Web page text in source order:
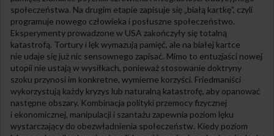
społeczeństwa. Na drugim etapie zapisuje się „białą kartkę”, czyli
programuje nowego człowieka i posłuszne społeczeństwo.
Eksperymenty prowadzone w USA zakończyły się totalną
katastrofą. Tortury i lęk wymazują pamięć, ale na białej kartce
nie udaje się już nic sensownego zapisać. Mimo to entuzjaści nowej
utopii nie ustają w wysiłkach, ponieważ stosowanie doktryny
szoku przynosi im konkretne, wymierne korzyści. Friedmaniści
wykorzystują każdy kryzys lub naturalną katastrofę, aby opanować
następne obszary. Kombinacja polityki przemocy fizycznej
i ekonomicznej, manipulacji i szantażu zapewnia poziom lęku
wystarczający do obezwładnienia społeczeństw. Kiedy poziom